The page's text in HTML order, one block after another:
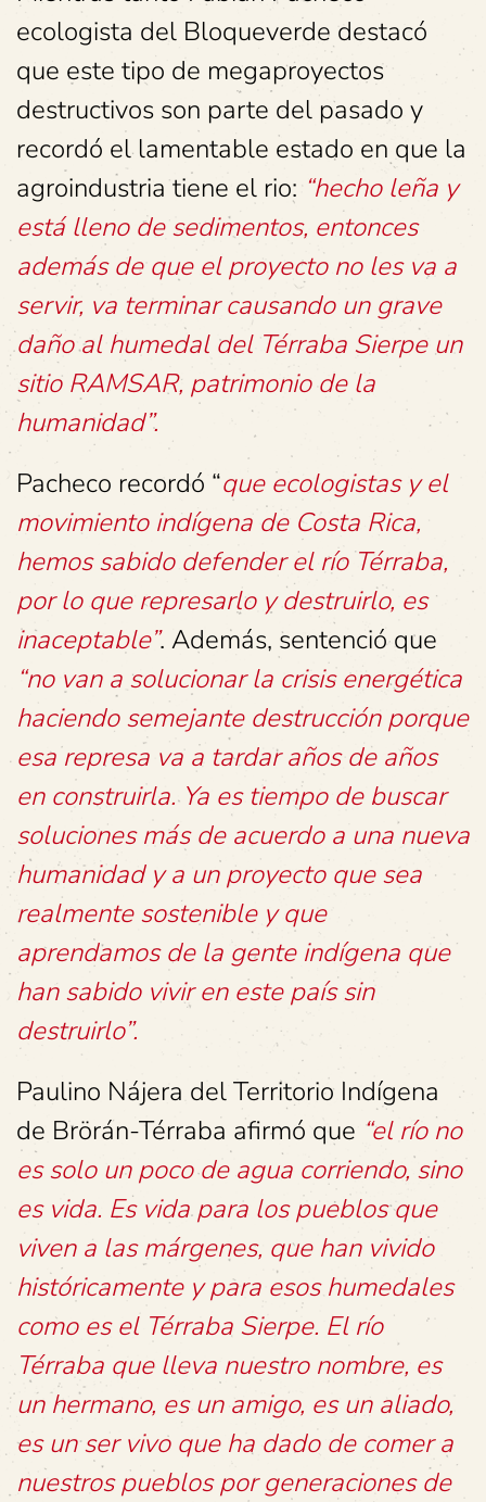
ecologista del Bloqueverde destacó
que este tipo de megaproyectos
destructivos son parte del pasado y
recordó el lamentable estado en que la
agroindustria tiene el rio: “hecho leña y
está lleno de sedimentos, entonces
además de que el proyecto no les va a
servir, va terminar causando un grave
daño al humedal del Térraba Sierpe un
sitio RAMSAR, patrimonio de la
humanidad”.
Pacheco recordó “que ecologistas y el
movimiento indígena de Costa Rica,
hemos sabido defender el río Térraba,
por lo que represarlo y destruirlo, es
inaceptable”. Además, sentenció que
“no van a solucionar la crisis energética
haciendo semejante destrucción porque
esa represa va a tardar años de años
en construirla. Ya es tiempo de buscar
soluciones más de acuerdo a una nueva
humanidad y a un proyecto que sea
realmente sostenible y que
aprendamos de la gente indígena que
han sabido vivir en este país sin
destruirlo”.
Paulino Nájera del Territorio Indígena
de Brörán-Térraba afirmó que “el río no
es solo un poco de agua corriendo, sino
es vida. Es vida para los pueblos que
viven a las márgenes, que han vivido
históricamente y para esos humedales
como es el Térraba Sierpe. El río
Térraba que lleva nuestro nombre, es
un hermano, es un amigo, es un aliado,
es un ser vivo que ha dado de comer a
nuestros pueblos por generaciones de